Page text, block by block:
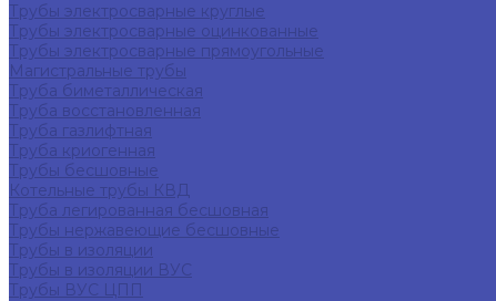
Трубы электросварные круглые
Трубы электросварные оцинкованные
Трубы электросварные прямоугольные
Магистральные трубы
Труба биметаллическая
Труба восстановленная
Труба газлифтная
Труба криогенная
Трубы бесшовные
Котельные трубы КВД
Труба легированная бесшовная
Трубы нержавеющие бесшовные
Трубы в изоляции
Трубы в изоляции ВУС
Трубы ВУС ЦПП